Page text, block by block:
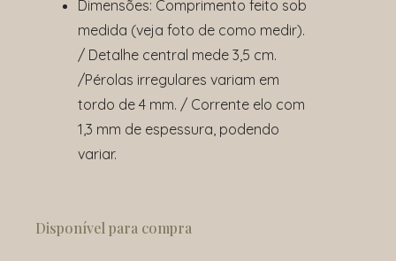
Dimensões: Comprimento feito sob
medida (veja foto de como medir).
/ Detalhe central mede 3,5 cm.
/Pérolas irregulares variam em
tordo de 4 mm. / Corrente elo com
1,3 mm de espessura, podendo
variar.
Disponível para compra
Pérola